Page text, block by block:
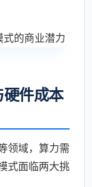
硬件成本
领域，算力需
式面临两大挑